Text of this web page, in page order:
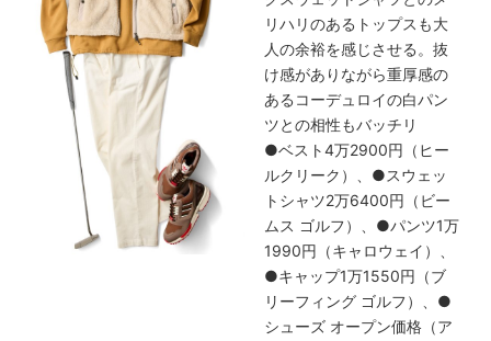
リハリのあるトップスも大
人の余裕を感じさせる。抜
け感がありながら重厚感の
あるコーデュロイの白パン
ツとの相性もバッチリ
●ベスト4万2900円（ヒー
ルクリーク）、●スウェッ
トシャツ2万6400円（ビー
ムス ゴルフ）、●パンツ1万
1990円（キャロウェイ）、
●キャップ1万1550円（ブ
リーフィング ゴルフ）、●
シューズ オープン価格（ア